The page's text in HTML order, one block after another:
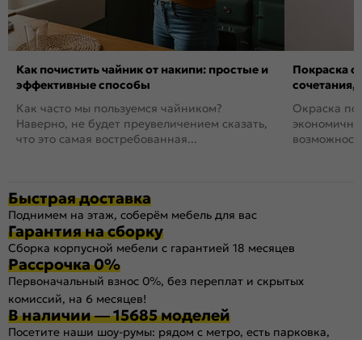
Как почистить чайник от накипи: простые и
эффективные способы
Как часто мы пользуемся чайником?
Наверно, не будет преувеличением сказать,
что это самая востребованная...
Покраска
сочетания,
Окраска
Быстрая доставка
Поднимем на этаж, соберём мебель для вас
Гарантия на сборку
Сборка корпусной мебели с гарантией 18 месяцев
Рассрочка 0%
Первоначальный взнос 0%, без переплат и скрытых
комиссий, на 6 месяцев!
В наличии — 15685 моделей
Посетите наши шоу-румы: рядом с метро, есть парковка,